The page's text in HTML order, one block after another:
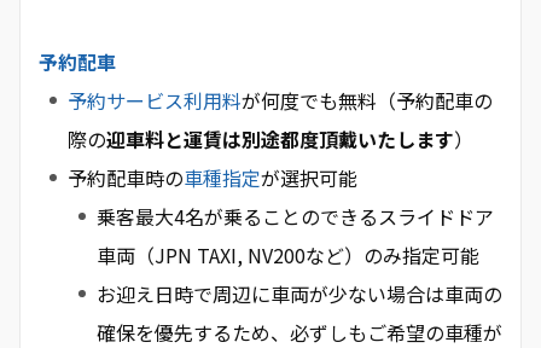
予約配車
予約サービス利用料が何度でも無料（予約配車の
際の迎車料と運賃は別途都度頂戴いたします）
予約配車時の車種指定が選択可能
乗客最大4名が乗ることのできるスライドドア
車両（JPN TAXI, NV200など）のみ指定可能
お迎え日時で周辺に車両が少ない場合は車両の
確保を優先するため、必ずしもご希望の車種が